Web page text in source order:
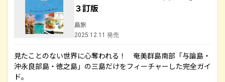
３訂版
島旅
2025.12.11 発売
見たことのない世界に心奪われる！ 奄美群島南部「与論島・
沖永良部島・徳之島」の三島だけをフィーチャーした完全ガイ
ド。